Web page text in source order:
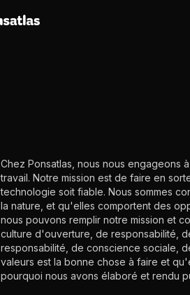
Chez Ponsatlas, nous nous engageons
travail. Notre mission est de faire en
technologie soit fiable. Nous sommes
la nature, et qu'elles comportent des
nous pouvons remplir notre mission et
culture d'ouverture, de responsabilité,
responsabilité, de conscience sociale,
valeurs est la bonne chose à faire et
pourquoi nous avons élaboré et rendu